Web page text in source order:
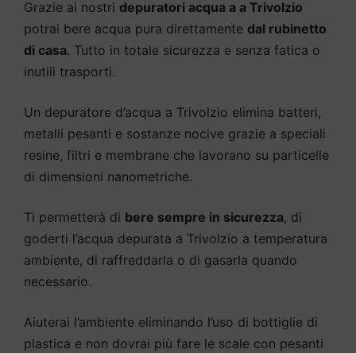
Grazie ai nostri depuratori acqua a a Trivolzio
potrai bere acqua pura direttamente dal rubinetto
di casa. Tutto in totale sicurezza e senza fatica o
inutili trasporti.
Un depuratore d’acqua a Trivolzio elimina batteri,
metalli pesanti e sostanze nocive grazie a speciali
resine, filtri e membrane che lavorano su particelle
di dimensioni nanometriche.
Ti permetterà di bere sempre in sicurezza, di
goderti l’acqua depurata a Trivolzio a temperatura
ambiente, di raffreddarla o di gasarla quando
necessario.
Aiuterai l’ambiente eliminando l’uso di bottiglie di
plastica e non dovrai più fare le scale con pesanti